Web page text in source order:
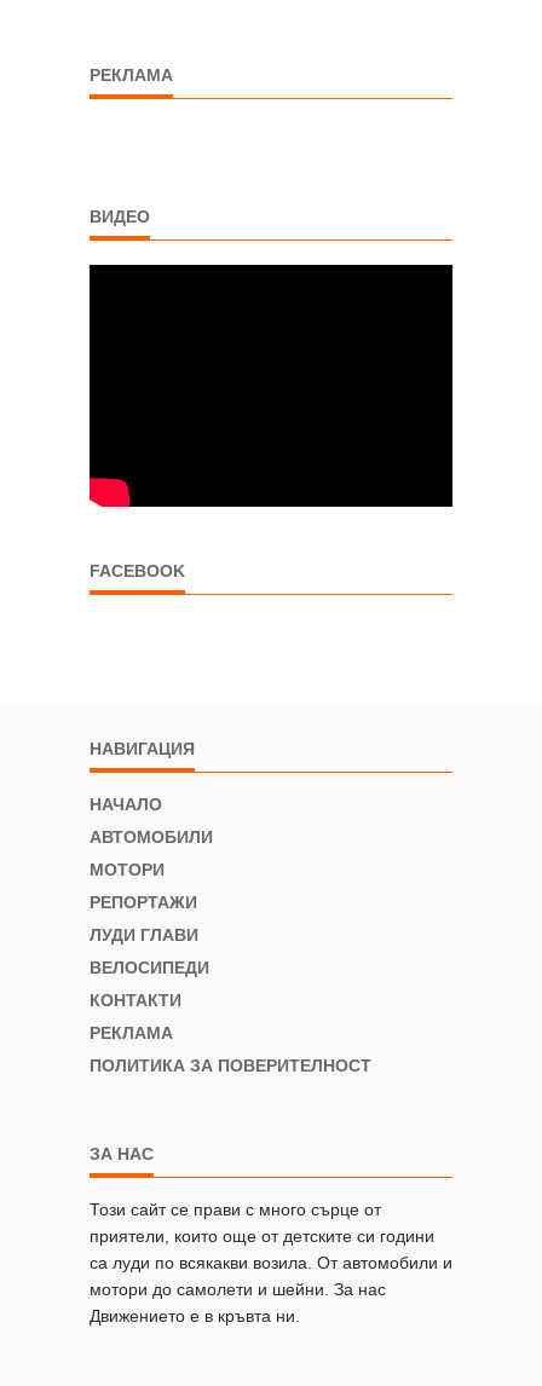
РЕКЛАМА
ВИДЕО
FACEBOOK
НАВИГАЦИЯ
НАЧАЛО
АВТОМОБИЛИ
МОТОРИ
РЕПОРТАЖИ
ЛУДИ ГЛАВИ
ВЕЛОСИПЕДИ
КОНТАКТИ
РЕКЛАМА
ПОЛИТИКА ЗА ПОВЕРИТЕЛНОСТ
ЗА НАС
Този сайт се прави с много сърце от
приятели, които още от детските си години
са луди по всякакви возила. От автомобили и
мотори до самолети и шейни. За нас
Движението е в кръвта ни.